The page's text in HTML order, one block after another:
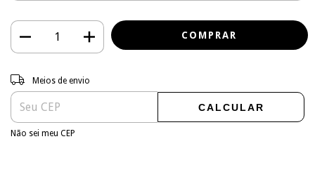
Entregas para o CEP:
Meios de envio
CALCULAR
Não sei meu CEP